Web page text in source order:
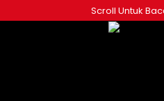
ke
Scroll Untuk